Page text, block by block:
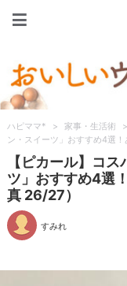
ハピママ* > 家事・生活術 >
ン・スイーツ」おすすめ4選
【ピカール】コ
ツ」おすすめ4選
真 26/27）
すみれ